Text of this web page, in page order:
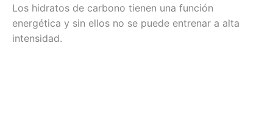
Los hidratos de carbono tienen una función
energética y sin ellos no se puede entrenar a alta
intensidad.